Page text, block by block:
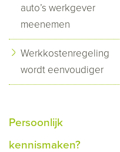
auto’s werkgever
meenemen
Werkkostenregeling
wordt eenvoudiger
Persoonlijk
kennismaken?